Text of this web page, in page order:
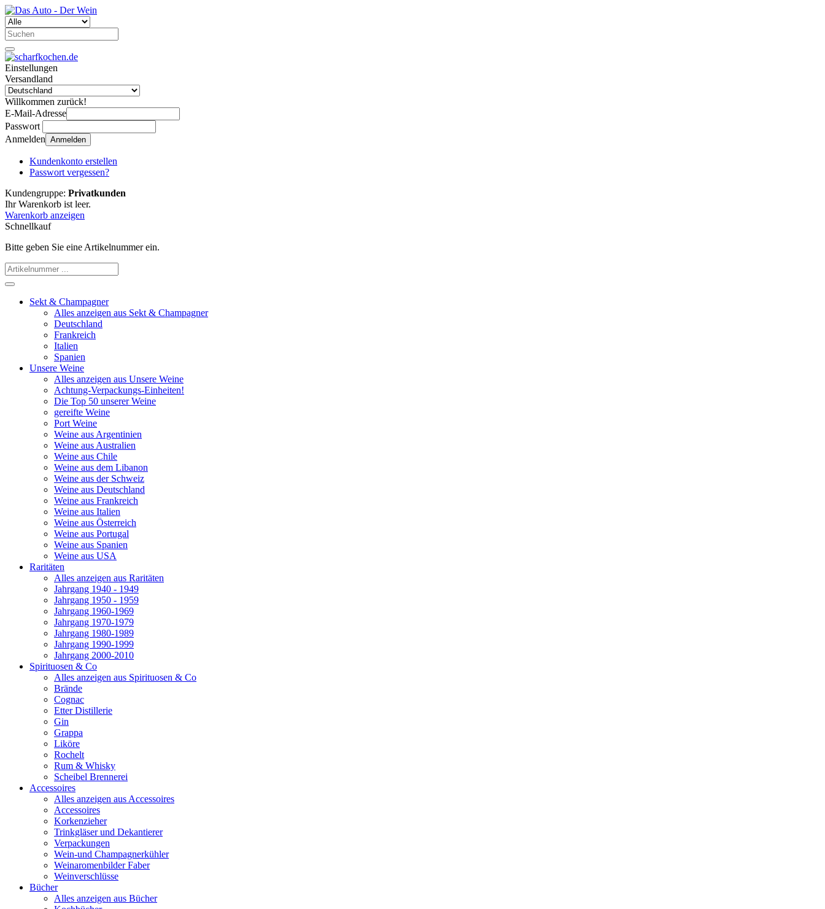
Einstellungen
Versandland
Willkommen zurück!
E-Mail-Adresse
Passwort
Anmelden Anmelden
Kundenkonto erstellen
Passwort vergessen?
Kundengruppe: Privatkunden
Ihr Warenkorb ist leer.
Warenkorb anzeigen
Schnellkauf
Bitte geben Sie eine Artikelnummer ein.
Sekt & Champagner
Alles anzeigen aus Sekt & Champagner
Deutschland
Frankreich
Italien
Spanien
Unsere Weine
Alles anzeigen aus Unsere Weine
Achtung-Verpackungs-Einheiten!
Die Top 50 unserer Weine
gereifte Weine
Port Weine
Weine aus Argentinien
Weine aus Australien
Weine aus Chile
Weine aus dem Libanon
Weine aus der Schweiz
Weine aus Deutschland
Weine aus Frankreich
Weine aus Italien
Weine aus Österreich
Weine aus Portugal
Weine aus Spanien
Weine aus USA
Raritäten
Alles anzeigen aus Raritäten
Jahrgang 1940 - 1949
Jahrgang 1950 - 1959
Jahrgang 1960-1969
Jahrgang 1970-1979
Jahrgang 1980-1989
Jahrgang 1990-1999
Jahrgang 2000-2010
Spirituosen & Co
Alles anzeigen aus Spirituosen & Co
Brände
Cognac
Etter Distillerie
Gin
Grappa
Liköre
Rochelt
Rum & Whisky
Scheibel Brennerei
Accessoires
Alles anzeigen aus Accessoires
Accessoires
Korkenzieher
Trinkgläser und Dekantierer
Verpackungen
Wein-und Champagnerkühler
Weinaromenbilder Faber
Weinverschlüsse
Bücher
Alles anzeigen aus Bücher